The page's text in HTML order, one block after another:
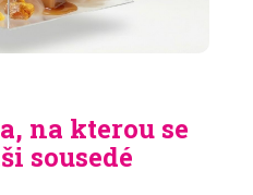
na kterou se
sousedé